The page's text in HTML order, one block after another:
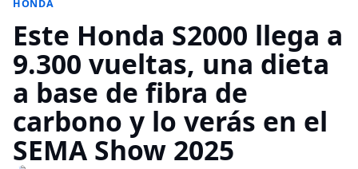
HONDA
Este Honda S2000 llega a
9.300 vueltas, una dieta
a base de fibra de
carbono y lo verás en el
SEMA Show 2025